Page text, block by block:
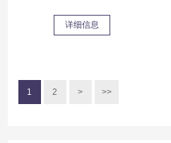
详细信息
1 2 > >>